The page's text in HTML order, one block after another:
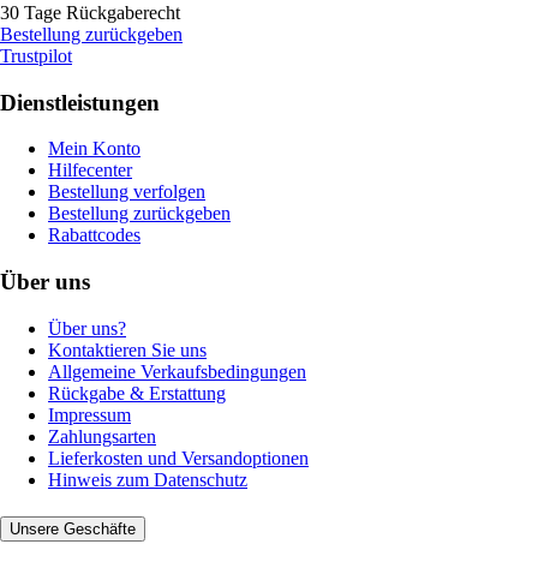
30 Tage Rückgaberecht
Bestellung zurückgeben
Trustpilot
Dienstleistungen
Mein Konto
Hilfecenter
Bestellung verfolgen
Bestellung zurückgeben
Rabattcodes
Über uns
Über uns?
Kontaktieren Sie uns
Allgemeine Verkaufsbedingungen
Rückgabe & Erstattung
Impressum
Zahlungsarten
Lieferkosten und Versandoptionen
Hinweis zum Datenschutz
Unsere Geschäfte